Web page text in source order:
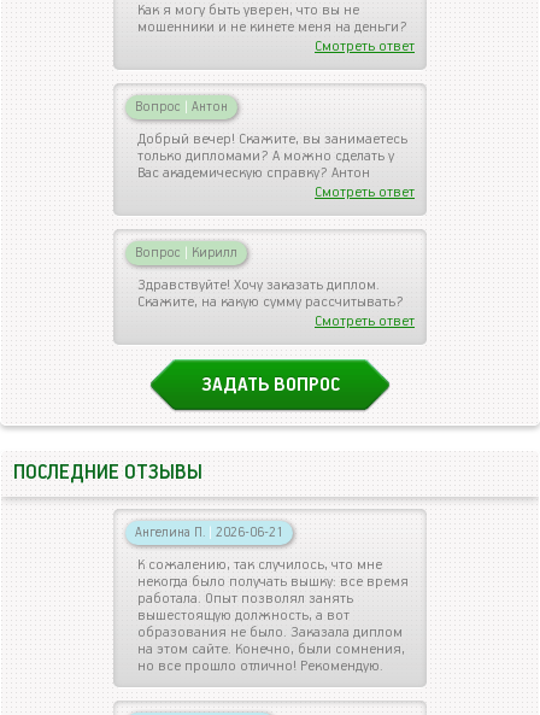
Как я могу быть уверен, что вы не
мошенники и не кинете меня на деньги?
Смотреть ответ
Вопрос | Антон
Добрый вечер! Скажите, вы занимаетесь
только дипломами? А можно сделать у
Вас академическую справку? Антон
Смотреть ответ
Вопрос | Кирилл
Здравствуйте! Хочу заказать диплом.
Скажите, на какую сумму рассчитывать?
Смотреть ответ
ЗАДАТЬ ВОПРОС
ПОСЛЕДНИЕ ОТЗЫВЫ
Ангелина П. | 2026-06-21
К сожалению, так случилось, что мне
некогда было получать вышку: все время
работала. Опыт позволял занять
вышестоящую должность, а вот
образования не было. Заказала диплом
на этом сайте. Конечно, были сомнения,
но все прошло отлично! Рекомендую.